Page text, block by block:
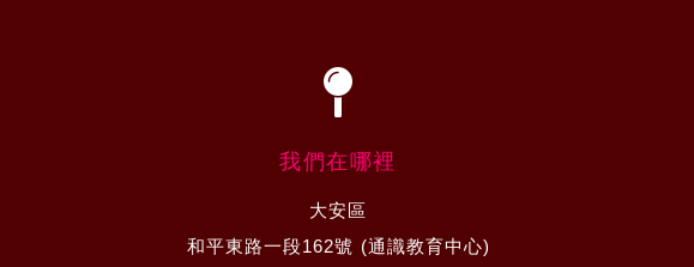
我們在哪裡
大安區
和平東路一段162號 (通識教育中心)